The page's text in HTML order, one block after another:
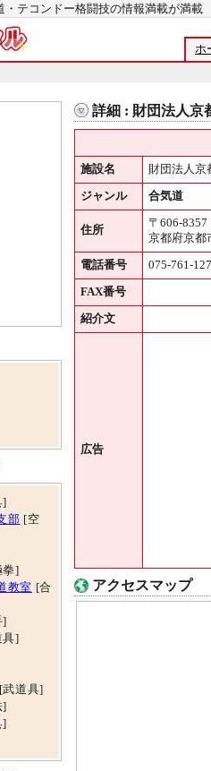
・テコンドー格闘技の情報満載が
ホ
詳細 : 財団法人京
施設名 財団法人京
ジャンル 合気道
住所
〒606-8357
京都府京都
電話番号 075-761-
FAX番号
紹介文
広告
アクセスマップ
]
部 [空
拳]
教室 [合
]
具]
[武道具]
]
]